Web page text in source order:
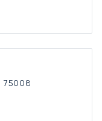
75008